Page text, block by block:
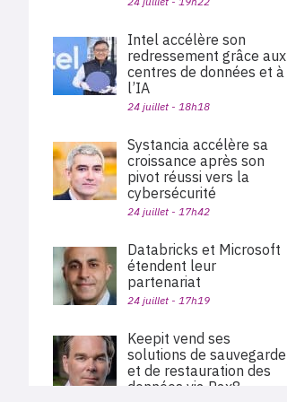
Intel accélère son
redressement grâce aux
centres de données et à
l’IA
24 juillet - 18h18
Systancia accélère sa
croissance après son
pivot réussi vers la
cybersécurité
24 juillet - 17h42
Databricks et Microsoft
étendent leur
partenariat
24 juillet - 17h19
Keepit vend ses
solutions de sauvegarde
et de restauration des
données via Pax8